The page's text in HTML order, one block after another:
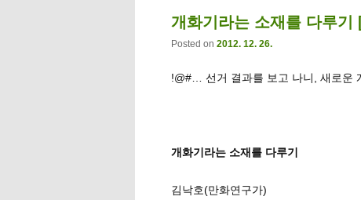
개화기라는 소재를 다루기
Posted on 2012. 12. 26.
!@#… 선거 결과를 보고 나니, 새로운
개화기라는 소재를 다루기
김낙호(만화연구가)